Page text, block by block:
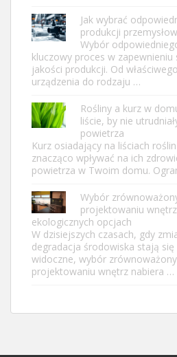
Jak wybrać
produkcji
Wybór
kluczowy proces w
jakości produkcji. Od
urządzenia do rodzaju …
Rośliny a kurz w
liście, by nie
powietrza
Kurz osiadający na liściach
znacząco wpływać na ich
powietrza w Twoim domu.
Wybór
projektowaniu
ekologicznych opcjach
W dzisiejszych czasach, gdy
degradacja środowiska stają
widoczne, wybór
projektowaniu wnętrz nabiera …